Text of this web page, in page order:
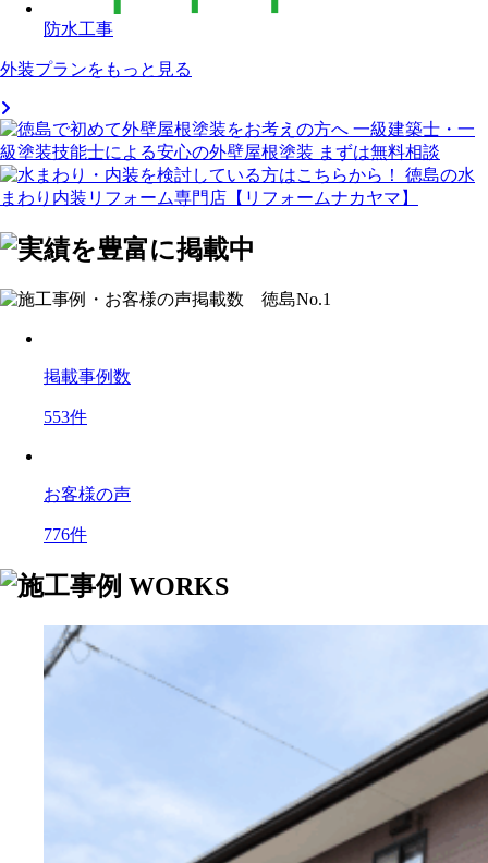
防水工事
外装プランをもっと見る
掲載事例数
553件
お客様の声
776件